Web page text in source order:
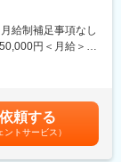
くり繋げるなど
。
、工場内のシステ
わるシステム構築
給制補足事項なし
円＜月給＞
。月給(月額)は固定
頼する
ントサービス）